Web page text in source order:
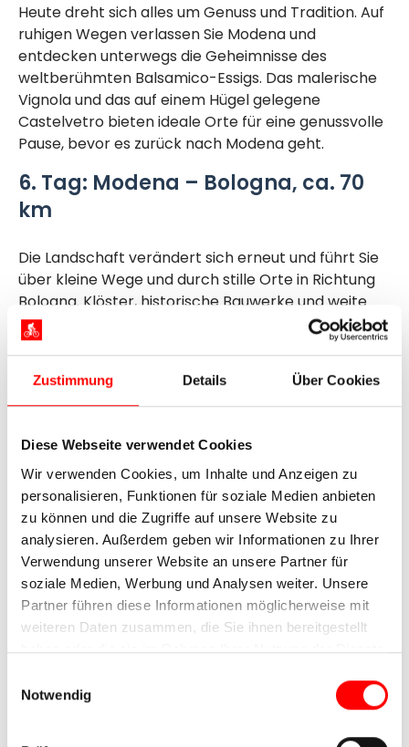
Zustimmung Details Über Cookies
Diese Webseite verwendet Cookies
Wir verwenden Cookies, um Inhalte und Anzeigen zu
personalisieren, Funktionen für soziale Medien anbieten
zu können und die Zugriffe auf unsere Website zu
analysieren. Außerdem geben wir Informationen zu Ihrer
Verwendung unserer Website an unsere Partner für
soziale Medien, Werbung und Analysen weiter. Unsere
Partner führen diese Informationen möglicherweise mit
weiteren Daten zusammen, die Sie ihnen bereitgestellt
haben oder die sie im Rahmen Ihrer Nutzung der Dienste
Notwendig
Heute dreht sich alles um Genuss und Tradition. Auf
ruhigen Wegen verlassen Sie Modena und
entdecken unterwegs die Geheimnisse des
weltberühmten Balsamico-Essigs. Das malerische
Vignola und das auf einem Hügel gelegene
Castelvetro bieten ideale Orte für eine genussvolle
Pause, bevor es zurück nach Modena geht.
6. Tag: Modena – Bologna, ca. 70
km
Die Landschaft verändert sich erneut und führt Sie
über kleine Wege und durch stille Orte in Richtung
Bologna. Klöster, historische Bauwerke und weite
Felder säumen Ihren Weg. Schon aus der Ferne
kündigt sich die Stadt mit ihrer charakteristischen
Silhouette an – ein weiterer Höhepunkt Ihres
Radurlaub in der Emilia Romagna.
Zum Abschluss Ihres Radurlaub in der Emilia
Romagna entdecken Sie Bologna auf entspannte
Weise per Rad. Die lebendige Stadt vereint
Geschichte, Kultur und Kulinarik auf einzigartige
Weise. Unter den Arkaden, zwischen roten Dächern
und traditionsreichen Gassen entfaltet sich der
besondere Charme dieser Universitätsstadt.
8. Tag: Individuelle Abreise oder